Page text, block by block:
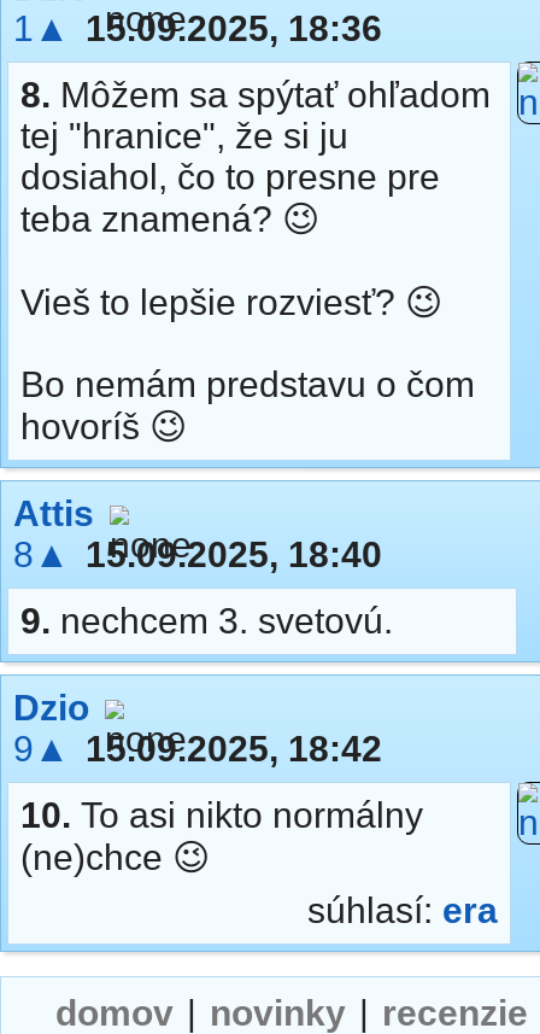
1▲
15.09.2025, 18:36
8. Môžem sa spýtať ohľadom
tej "hranice", že si ju
dosiahol, čo to presne pre
teba znamená? 😉
Vieš to lepšie rozviesť? 😉
Bo nemám predstavu o čom
hovoríš 😉
Attis
8▲
15.09.2025, 18:40
9. nechcem 3. svetovú.
Dzio
9▲
15.09.2025, 18:42
10. To asi nikto normálny
(ne)chce 😉
súhlasí: era
domov | novinky | recenzie